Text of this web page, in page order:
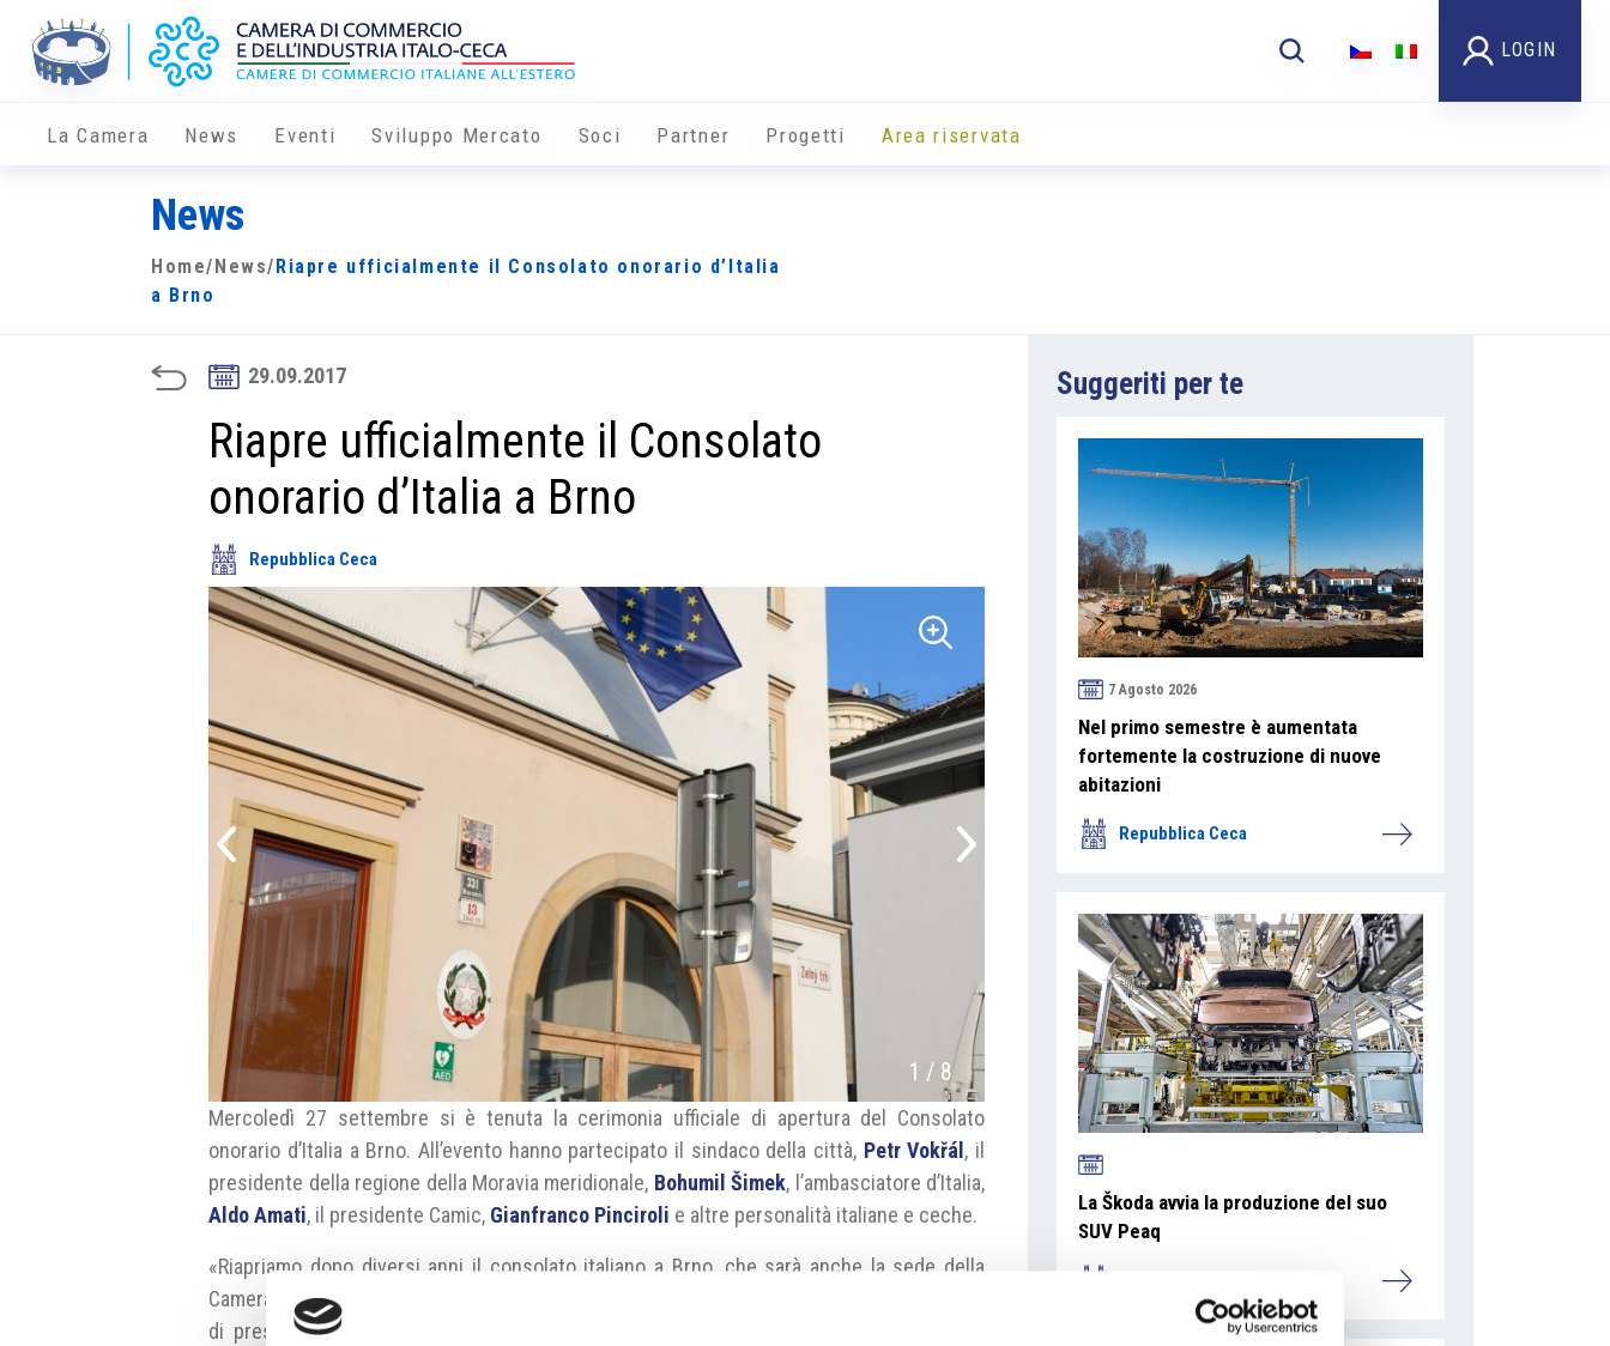
LOGIN
La Camera News Eventi Sviluppo Mercato Soci Partner Progetti Area riservata
News
Home/ News/ Riapre ufficialmente il Consolato onorario d’Italia
a Brno
29.09.2017
Riapre ufficialmente il Consolato
onorario d’Italia a Brno
Repubblica Ceca
1 / 8
Mercoledì 27 settembre si è tenuta la cerimonia ufficiale di apertura del Consolato
onorario d’Italia a Brno. All’evento hanno partecipato il sindaco della città, Petr Vokřál , il
presidente della regione della Moravia meridionale, Bohumil Šimek, l’ambasciatore d’Italia,
Aldo Amati, il presidente Camic, Gianfranco Pinciroli e altre personalità italiane e ceche.
«Riapriamo dopo diversi anni il consolato italiano a Brno, che sarà anche la sede della
Camera di Commercio Italo-Ceca», ha detto l’ambasciatore
di presentazione. La struttura non svolgerà soltanto le funzioni consolari, ma sarà il
Suggeriti per te
7 Agosto 2026
Nel primo semestre è aumentata
fortemente la costruzione di nuove
abitazioni
Repubblica Ceca
La Škoda avvia la produzione del suo
SUV Peaq